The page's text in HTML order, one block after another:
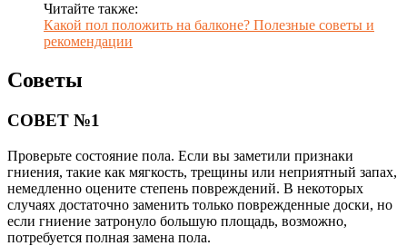
Читайте также:
Какой пол положить на балконе? Полезные советы и
рекомендации
Советы
СОВЕТ №1
Проверьте состояние пола. Если вы заметили признаки
гниения, такие как мягкость, трещины или неприятный запах,
немедленно оцените степень повреждений. В некоторых
случаях достаточно заменить только поврежденные доски, но
если гниение затронуло большую площадь, возможно,
потребуется полная замена пола.